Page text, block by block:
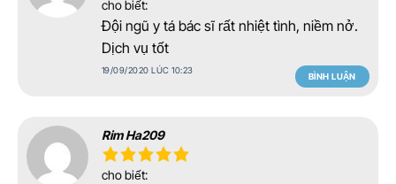
cho biết:
Đội ngũ y tá bác sĩ rất nhiệt tình, niềm nở.
Dịch vụ tốt
19/09/2020 LÚC 10:23
BÌNH LUẬN
Rim Ha209
cho biết: